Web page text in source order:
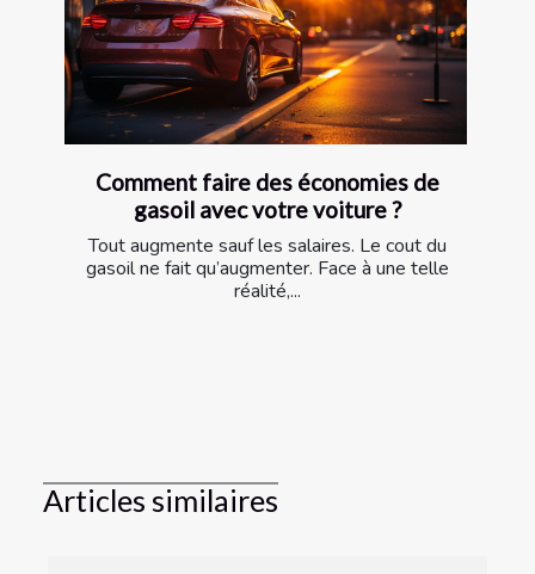
Comment faire des économies de
gasoil avec votre voiture ?
Tout augmente sauf les salaires. Le cout du
gasoil ne fait qu’augmenter. Face à une telle
réalité,...
Articles similaires